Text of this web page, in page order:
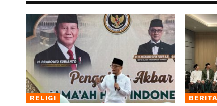
RELIGI